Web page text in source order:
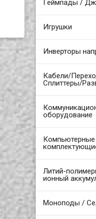
Геймпады /
Игрушки
Инверторы
Кабели/
Сплиттеры/
оборудование
Компьютерные
Литий-
ионный
Моноподы /